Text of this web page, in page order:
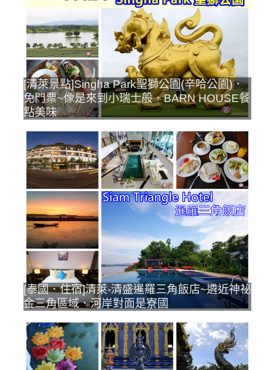
[清萊景點]Singha Park聖獅公園(辛哈公園)．
免門票~像是來到小瑞士般．BARN HOUSE餐
點美味
[泰國．住宿]清萊-清盛暹羅三角飯店~遴近神祕
金三角區域．河岸對面是寮國